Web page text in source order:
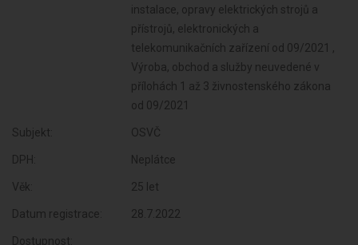
instalace, opravy elektrických strojů a
přístrojů, elektronických a
telekomunikačních zařízení od 09/2021 ,
Výroba, obchod a služby neuvedené v
přílohách 1 až 3 živnostenského zákona
od 09/2021
Subjekt: OSVČ
DPH: Neplátce
Věk: 25 let
Datum registrace: 28.7.2022
Dostupnost: